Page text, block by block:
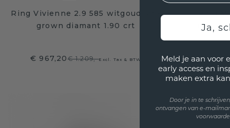
Ring Vivienne 2.9 585 witgoud lab-
grown diamant 1.90 crt
€ 967,20€ 1.209,-Excl. Tax & BTW
Ring
€
Ja,
Meld je aan voor
early access en
maken extra
Door je in te
ontvangen van e-